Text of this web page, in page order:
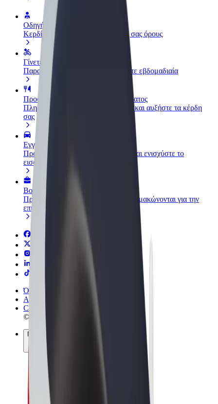
Οδηγήστε
Κερδίστε χρήματα με τους δικούς σας όρους
Γίνετε courier
Παραδώστε φαγητό και πληρώνεστε εβδομαδιαία
Προσθήκη εστιατορίου ή καταστήματος
Πλησιάστε περισσότερους πελάτες και αυξήστε τα κέρδη
σας
Εγγραφείτε ως ιδιοκτήτης στόλου
Προσθέστε το στόλο σας στο Bolt και ενισχύστε το
εισόδημά σας
Bolt for Business
Προϊόντα και υπηρεσίες Bolt που κλιμακώνονται για την
επιχείρησή σας
Όροι & Προϋποθέσεις
Απόρρητο
Cookies
© 2026 Bolt Technology OÜ
Προϊόντα
Διαδρομές
Σκούτερς
Αγορά Bolt